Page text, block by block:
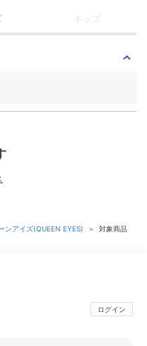
キッズ
ンアイズ(QUEEN EYES) ＞ 対象商品
ログイン